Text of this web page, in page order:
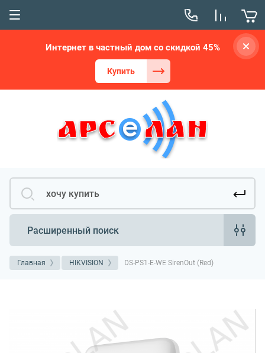
Интернет в частный дом со скидкой 45%
Купить
Расширенный поиск
Главная HIKVISION DS-PS1-E-WE SirenOut (Red)